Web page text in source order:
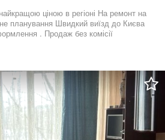
ціною в регіоні На ремонт на
планування Швидкий виїзд до Києва
. Продаж без комісії